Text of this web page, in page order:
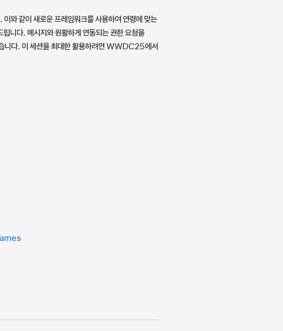
같이 새로운 프레임워크를 사용하여 연령에 맞는
니다. 메시지와 원활하게 연동되는 권한 요청을
니다. 이 세션을 최대한 활용하려면 WWDC25에서